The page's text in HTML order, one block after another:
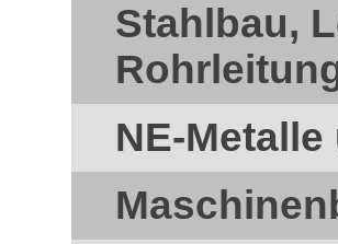
Stahlbau,
NE-